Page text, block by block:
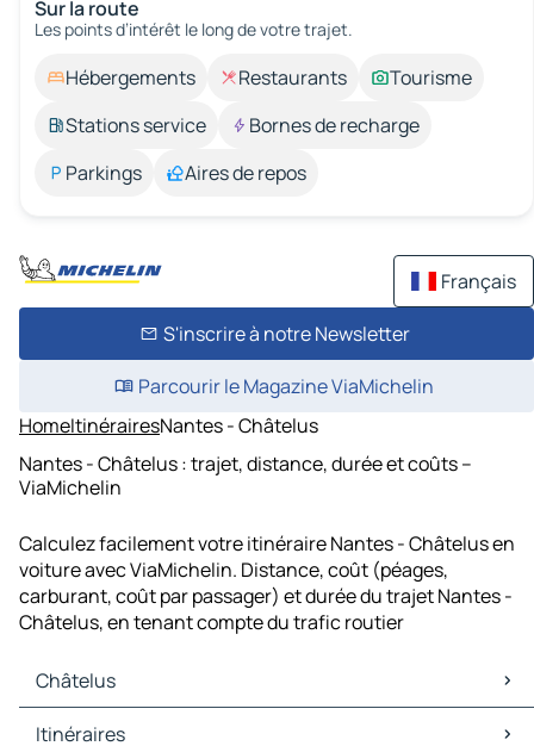
Sur la route
Les points d’intérêt le long de votre trajet.
Hébergements Restaurants
Tourisme
Stations service
Bornes de recharge
Parkings
Aires de repos
Français
S'inscrire à notre Newsletter
Parcourir le Magazine ViaMichelin
HomeItinérairesNantes - Châtelus
Nantes - Châtelus : trajet, distance, durée et coûts –
ViaMichelin
Calculez facilement votre itinéraire Nantes - Châtelus en
voiture avec ViaMichelin. Distance, coût (péages,
carburant, coût par passager) et durée du trajet Nantes -
Châtelus, en tenant compte du trafic routier
Châtelus
Châtelus Cartes et plans
Itinéraires